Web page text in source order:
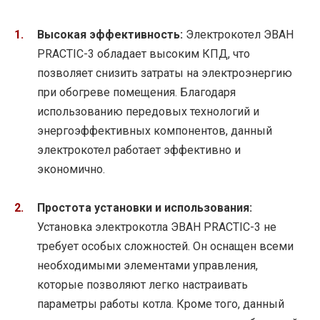
Высокая эффективность: Электрокотел ЭВАН
PRACTIC-3 обладает высоким КПД, что
позволяет снизить затраты на электроэнергию
при обогреве помещения. Благодаря
использованию передовых технологий и
энергоэффективных компонентов, данный
электрокотел работает эффективно и
экономично.
Простота установки и использования:
Установка электрокотла ЭВАН PRACTIC-3 не
требует особых сложностей. Он оснащен всеми
необходимыми элементами управления,
которые позволяют легко настраивать
параметры работы котла. Кроме того, данный